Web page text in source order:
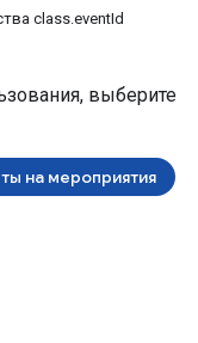
class.eventId
выберите
на мероприятия